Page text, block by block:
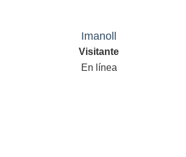
Imanoll
Visitante
En línea